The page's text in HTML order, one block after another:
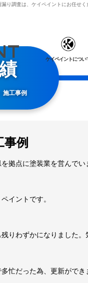
り調査は、ケイペイントにお任せく
ケイペイントについ
施工事例
事例
拠点に塗装業を営んでい
イントです。
りわずかになりました
忙だった為、更新ができ